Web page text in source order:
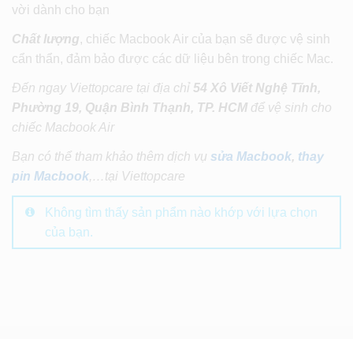
vời dành cho bạn
Chất lượng, chiếc Macbook Air của bạn sẽ được vệ sinh
cẩn thẩn, đảm bảo được các dữ liệu bên trong chiếc Mac.
Đến ngay Viettopcare tại địa chỉ 54 Xô Viết Nghệ Tĩnh,
Phường 19, Quận Bình Thạnh, TP. HCM để vệ sinh cho
chiếc Macbook Air
Bạn có thể tham khảo thêm dịch vụ sửa Macbook, thay
pin Macbook,…tại Viettopcare
Không tìm thấy sản phẩm nào khớp với lựa chọn
của bạn.